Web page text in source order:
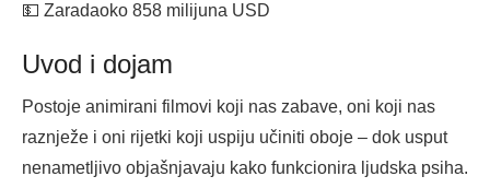
💵 Zaradaoko 858 milijuna USD
Uvod i dojam
Postoje animirani filmovi koji nas zabave, oni koji nas
raznježe i oni rijetki koji uspiju učiniti oboje – dok usput
nenametljivo objašnjavaju kako funkcionira ljudska psiha.